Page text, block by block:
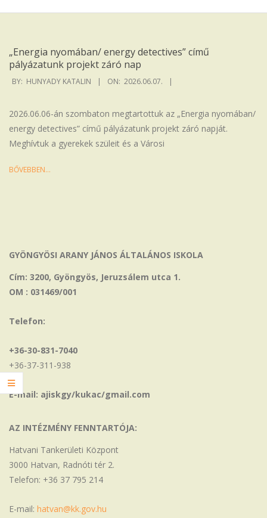
Iskola
„Energia nyomában/ energy detectives” című
pályázatunk projekt záró nap
2026-
BY: HUNYADY KATALIN ON: 2026.06.07.
2026.06.06-án szombaton megtartottuk az „Energia nyomában/
energy detectives” című pályázatunk projekt záró napját.
Meghívtuk a gyerekek szüleit és a Városi
BŐVEBBEN…
GYÖNGYÖSI ARANY JÁNOS ÁLTALÁNOS ISKOLA
Cím: 3200, Gyöngyös, Jeruzsálem utca 1.
OM : 031469/001
Telefon:
+36-30-831-7040
+36-37-311-938
E-mail: ajiskgy/kukac/gmail.com
AZ INTÉZMÉNY FENNTARTÓJA:
Hatvani Tankerületi Központ
3000 Hatvan, Radnóti tér 2.
Telefon: +36 37 795 214
E-mail: hatvan@kk.gov.hu